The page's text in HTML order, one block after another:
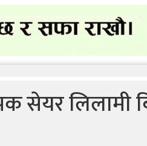
सेयर लिलामी